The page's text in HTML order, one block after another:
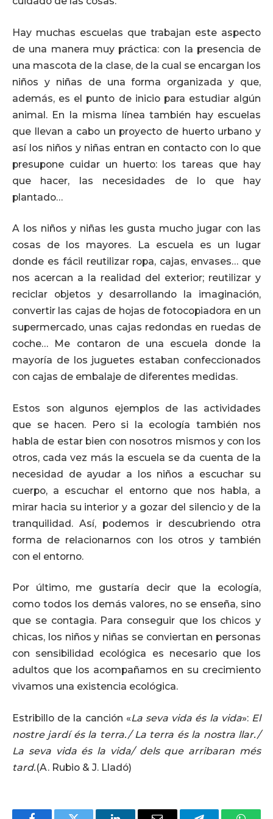
Hay muchas escuelas que trabajan este aspecto
de una manera muy práctica: con la presencia de
una mascota de la clase, de la cual se encargan los
niños y niñas de una forma organizada y que,
además, es el punto de inicio para estudiar algún
animal. En la misma línea también hay escuelas
que llevan a cabo un proyecto de huerto urbano y
así los niños y niñas entran en contacto con lo que
presupone cuidar un huerto: los tareas que hay
que hacer, las necesidades de lo que hay
plantado…
A los niños y niñas les gusta mucho jugar con las
cosas de los mayores. La escuela es un lugar
donde es fácil reutilizar ropa, cajas, envases… que
nos acercan a la realidad del exterior; reutilizar y
reciclar objetos y desarrollando la imaginación,
convertir las cajas de hojas de fotocopiadora en un
supermercado, unas cajas redondas en ruedas de
coche… Me contaron de una escuela donde la
mayoría de los juguetes estaban confeccionados
con cajas de embalaje de diferentes medidas.
Estos son algunos ejemplos de las actividades
que se hacen. Pero si la ecología también nos
habla de estar bien con nosotros mismos y con los
otros, cada vez más la escuela se da cuenta de la
necesidad de ayudar a los niños a escuchar su
cuerpo, a escuchar el entorno que nos habla, a
mirar hacia su interior y a gozar del silencio y de la
tranquilidad. Así, podemos ir descubriendo otra
forma de relacionarnos con los otros y también
con el entorno.
Por último, me gustaría decir que la ecología,
como todos los demás valores, no se enseña, sino
que se contagia. Para conseguir que los chicos y
chicas, los niños y niñas se conviertan en personas
con sensibilidad ecológica es necesario que los
adultos que los acompañamos en su crecimiento
vivamos una existencia ecológica.
Estribillo de la canción «La seva vida és la vida»: El
nostre jardí és la terra./ La terra és la nostra llar./
La seva vida és la vida/ dels que arribaran més
tard.(A. Rubio & J. Lladó)